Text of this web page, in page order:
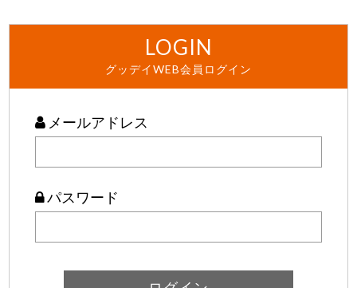
LOGIN
グッデイWEB会員ログイン
メールアドレス
パスワード